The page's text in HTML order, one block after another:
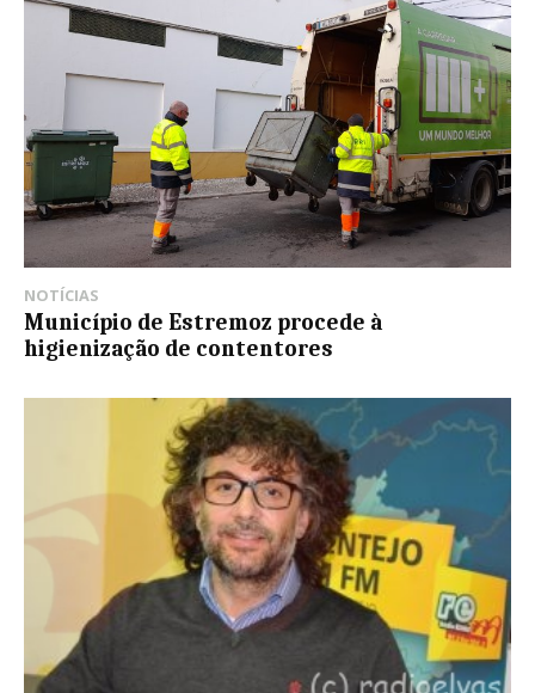
NOTÍCIAS
Município de Estremoz procede à
higienização de contentores